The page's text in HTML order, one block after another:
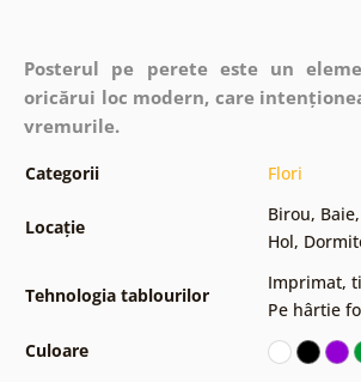
Posterul pe perete este un
oricărui loc modern, care
vremurile.
Categorii Flori
Locație
Birou, Baie,
Hol,
Tehnologia tablourilor
Imprimat,
Pe hârtie
Culoare